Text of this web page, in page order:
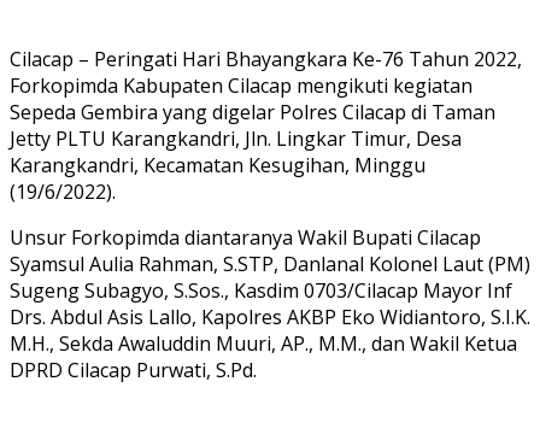
Cilacap – Peringati Hari Bhayangkara Ke-76 Tahun 2022,
Forkopimda Kabupaten Cilacap mengikuti kegiatan
Sepeda Gembira yang digelar Polres Cilacap di Taman
Jetty PLTU Karangkandri, Jln. Lingkar Timur, Desa
Karangkandri, Kecamatan Kesugihan, Minggu
(19/6/2022).
Unsur Forkopimda diantaranya Wakil Bupati Cilacap
Syamsul Aulia Rahman, S.STP, Danlanal Kolonel Laut (PM)
Sugeng Subagyo, S.Sos., Kasdim 0703/Cilacap Mayor Inf
Drs. Abdul Asis Lallo, Kapolres AKBP Eko Widiantoro, S.I.K.
M.H., Sekda Awaluddin Muuri, AP., M.M., dan Wakil Ketua
DPRD Cilacap Purwati, S.Pd.